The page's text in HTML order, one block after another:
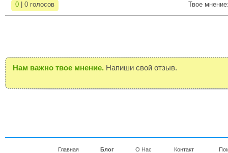
0 | 0 голосов Твое
Нам важно твое мнение. Напиши свой отзыв.
Главная Блог О Нас Контакт